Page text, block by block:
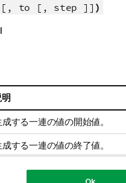
[, to [, step ]] )
する一連の値の開始値。
する一連の値の終了値。
の増分量。